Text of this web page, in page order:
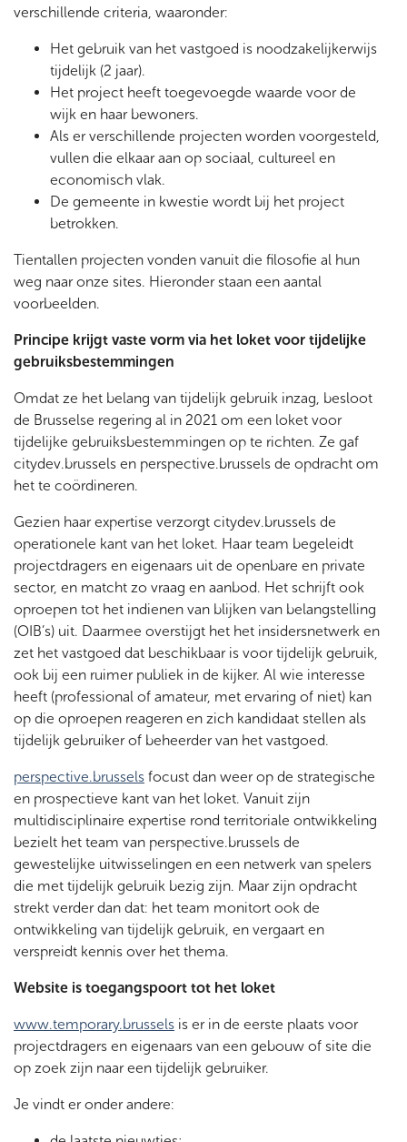
verschillende criteria, waaronder:
Het gebruik van het vastgoed is noodzakelijkerwijs
tijdelijk (2 jaar).
Het project heeft toegevoegde waarde voor de
wijk en haar bewoners.
Als er verschillende projecten worden voorgesteld,
vullen die elkaar aan op sociaal, cultureel en
economisch vlak.
De gemeente in kwestie wordt bij het project
betrokken.
Tientallen projecten vonden vanuit die filosofie al hun
weg naar onze sites. Hieronder staan een aantal
voorbeelden.
Principe krijgt vaste vorm via het loket voor tijdelijke
gebruiksbestemmingen
Omdat ze het belang van tijdelijk gebruik inzag, besloot
de Brusselse regering al in 2021 om een loket voor
tijdelijke gebruiksbestemmingen op te richten. Ze gaf
citydev.brussels en perspective.brussels de opdracht om
het te coördineren.
Gezien haar expertise verzorgt citydev.brussels de
operationele kant van het loket. Haar team begeleidt
projectdragers en eigenaars uit de openbare en private
sector, en matcht zo vraag en aanbod. Het schrijft ook
oproepen tot het indienen van blijken van belangstelling
(OIB’s) uit. Daarmee overstijgt het het insidersnetwerk en
zet het vastgoed dat beschikbaar is voor tijdelijk gebruik,
ook bij een ruimer publiek in de kijker. Al wie interesse
heeft (professional of amateur, met ervaring of niet) kan
op die oproepen reageren en zich kandidaat stellen als
tijdelijk gebruiker of beheerder van het vastgoed.
perspective.brussels focust dan weer op de strategische
en prospectieve kant van het loket. Vanuit zijn
multidisciplinaire expertise rond territoriale ontwikkeling
bezielt het team van perspective.brussels de
gewestelijke uitwisselingen en een netwerk van spelers
die met tijdelijk gebruik bezig zijn. Maar zijn opdracht
strekt verder dan dat: het team monitort ook de
ontwikkeling van tijdelijk gebruik, en vergaart en
verspreidt kennis over het thema.
Website is toegangspoort tot het loket
www.temporary.brussels is er in de eerste plaats voor
projectdragers en eigenaars van een gebouw of site die
op zoek zijn naar een tijdelijk gebruiker.
Je vindt er onder andere: